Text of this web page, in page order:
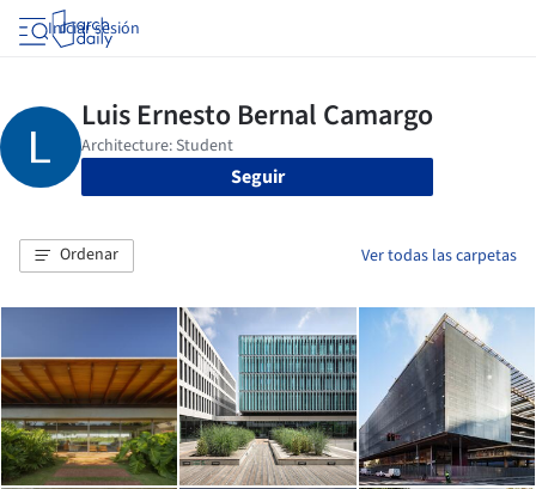
Iniciar sesión
Seguir
Ordenar Ver todas las carpetas